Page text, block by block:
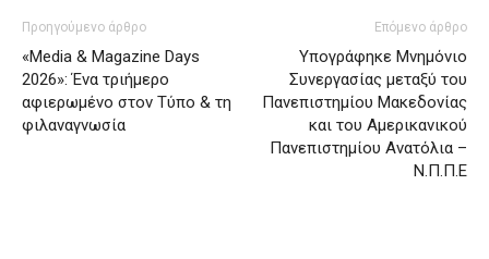
Προηγούμενο άρθρο
«Media & Magazine Days
2026»: Ένα τριήμερο
αφιερωμένο στον Τύπο & τη
φιλαναγνωσία
Επόμενο άρθρο
Υπογράφηκε Μνημόνιο
Συνεργασίας μεταξύ του
Πανεπιστημίου Μακεδονίας
και του Αμερικανικού
Πανεπιστημίου Ανατόλια –
Ν.Π.Π.Ε